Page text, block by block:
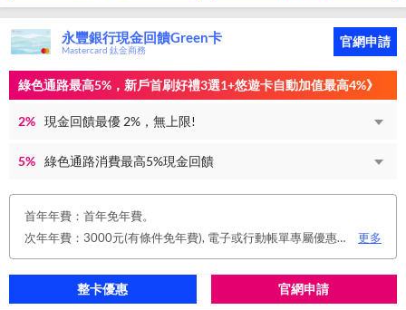
永豐銀行現金回饋Green卡
Mastercard 鈦金商務
官網申請
綠色通路最高5%，新戶首刷好禮3選1+悠遊卡自動加值最高4%》
2% 現金回饋最優 2%，無上限!
5% 綠色通路消費最高5%現金回饋
首年年費：首年免年費。
次年年費：3000元(有條件免年費), 電子或行動帳單專屬優惠： 申請信用卡電子或行動對帳單且取消實體帳單，於電子/行動帳單申請期間，正、附卡皆享免年費之優惠。 年度消費減免辦法： 第2年起，以收取年費當年前12個月累計消費滿NT$150,000或不限金額消費12次，即免收次年年費。 年費：正卡NT$3,000、附卡NT$1,500，附卡6張(含)以內免年費。
更多
整卡優惠 官網申請